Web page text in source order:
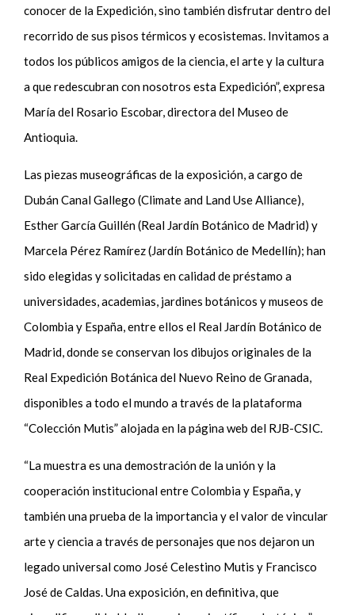
conocer de la Expedición, sino también disfrutar dentro del
recorrido de sus pisos térmicos y ecosistemas. Invitamos a
todos los públicos amigos de la ciencia, el arte y la cultura
a que redescubran con nosotros esta Expedición”, expresa
María del Rosario Escobar, directora del Museo de
Antioquia.
Las piezas museográficas de la exposición, a cargo de
Dubán Canal Gallego (Climate and Land Use Alliance),
Esther García Guillén (Real Jardín Botánico de Madrid) y
Marcela Pérez Ramírez (Jardín Botánico de Medellín); han
sido elegidas y solicitadas en calidad de préstamo a
universidades, academias, jardines botánicos y museos de
Colombia y España, entre ellos el Real Jardín Botánico de
Madrid, donde se conservan los dibujos originales de la
Real Expedición Botánica del Nuevo Reino de Granada,
disponibles a todo el mundo a través de la plataforma
“Colección Mutis” alojada en la página web del RJB-CSIC.
“La muestra es una demostración de la unión y la
cooperación institucional entre Colombia y España, y
también una prueba de la importancia y el valor de vincular
arte y ciencia a través de personajes que nos dejaron un
legado universal como José Celestino Mutis y Francisco
José de Caldas. Una exposición, en definitiva, que